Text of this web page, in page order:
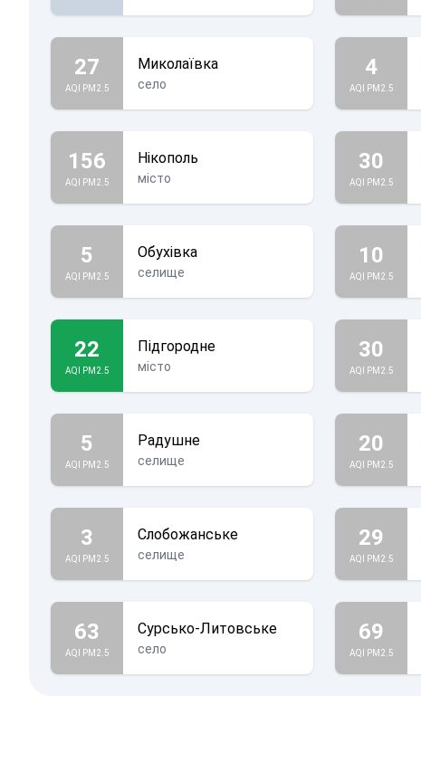
27
AQI PM2.5
Миколаївка
село
4
AQI PM2.5
156
AQI PM2.5
Нікополь
місто
30
AQI PM2.5
5
AQI PM2.5
Обухівка
селище
10
AQI PM2.5
22
AQI PM2.5
Підгородне
місто
30
AQI PM2.5
5
AQI PM2.5
Радушне
селище
20
AQI PM2.5
3
AQI PM2.5
Слобожанське
селище
29
AQI PM2.5
63
AQI PM2.5
Сурсько-Литовське
село
69
AQI PM2.5